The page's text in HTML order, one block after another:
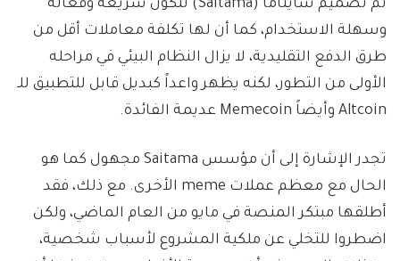
تم تصميم سايتاما (Saitama) لتكون سريعة وفعالة
وسهلة الاستخدام، كما أن لها تكلفة معاملات أقل من
طرق الدفع التقليدية، لا يزال النظام البيئي في مراحله
الأولى من التطور، لكنه يظهر واعداً كبديل قابل للتطبيق للـ
Altcoin وأيضاً Memecoin عديمة الفائدة.
تجدر الإشارة إلى أن مؤسس Saitama مجهول كما هو
الحال مع معظم عملات meme الأخرى. مع ذلك، فقد
أطلقها مبتكر المنصة في مايو من العام الماضي، ولكن
اضطروا للتخلي عن ملكية المشروع لأسباب شخصية،